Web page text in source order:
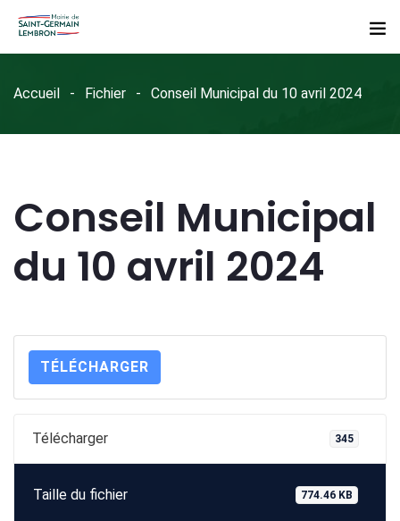
Accueil Fichier Conseil Municipal du 10 avril 2024
Conseil Municipal
du 10 avril 2024
TÉLÉCHARGER
Télécharger 345
Taille du fichier 774.46 KB